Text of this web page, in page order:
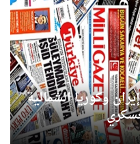
وكوريا الشمالية